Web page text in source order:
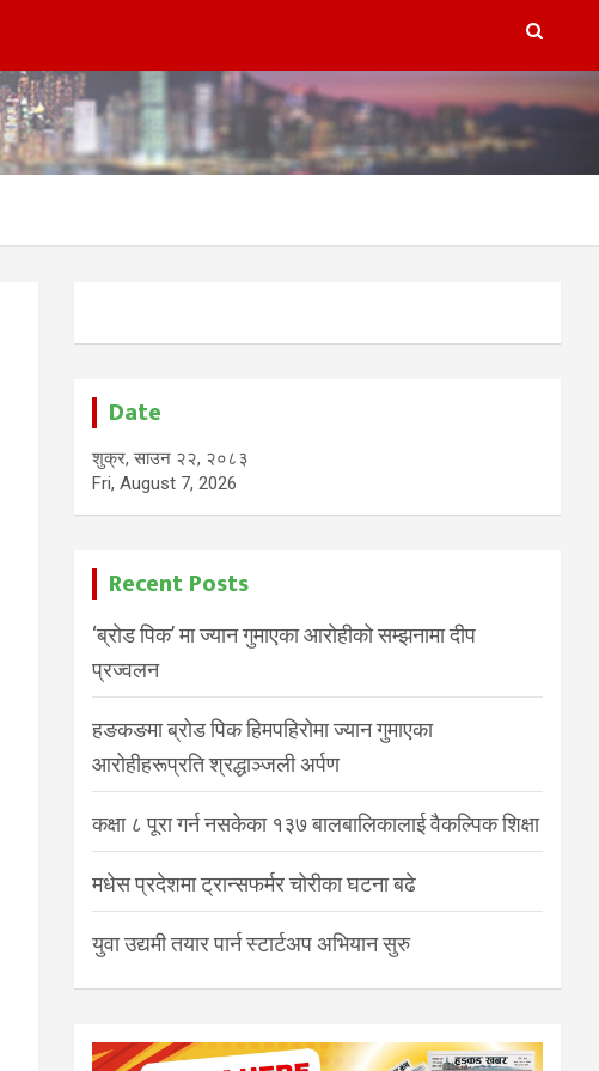
Date
शुक्र, साउन २२, २०८३
Fri, August 7, 2026
Recent Posts
‘ब्रोड पिक’ मा ज्यान गुमाएका आरोहीको सम्झनामा दीप
प्रज्वलन
हङकङमा ब्रोड पिक हिमपहिरोमा ज्यान गुमाएका
आरोहीहरूप्रति श्रद्धाञ्जली अर्पण
कक्षा ८ पूरा गर्न नसकेका १३७ बालबालिकालाई वैकल्पिक शिक्षा
मधेस प्रदेशमा ट्रान्सफर्मर चोरीका घटना बढे
युवा उद्यमी तयार पार्न स्टार्टअप अभियान सुरु